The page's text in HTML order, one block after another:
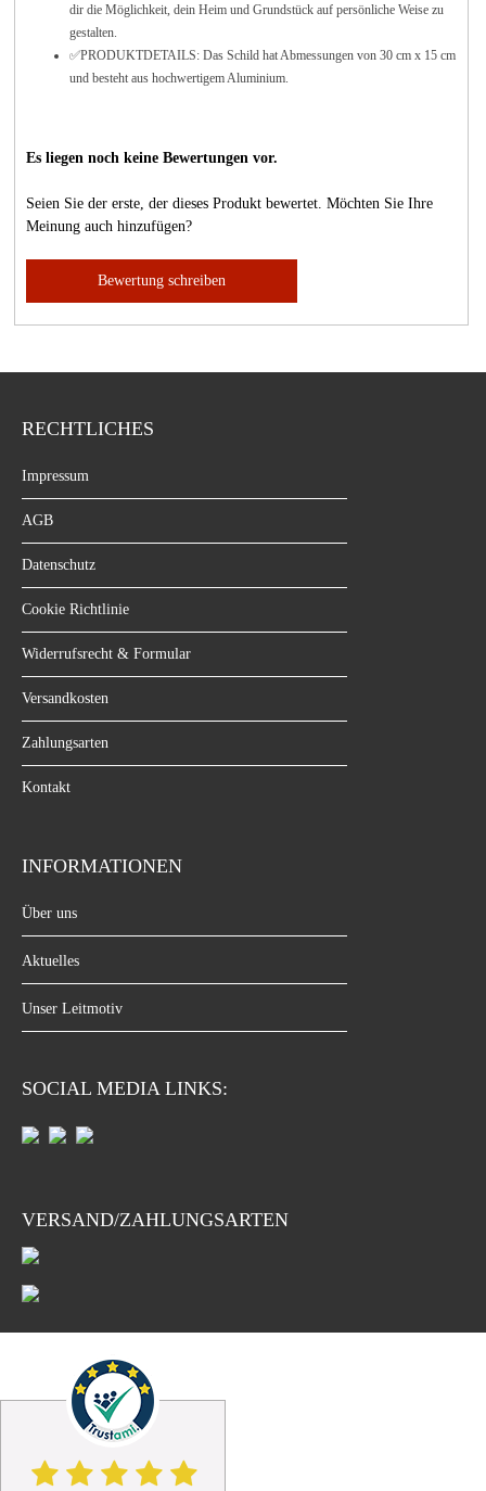
dir die Möglichkeit, dein Heim und Grundstück auf persönliche Weise zu
gestalten.
✅PRODUKTDETAILS: Das Schild hat Abmessungen von 30 cm x 15 cm
und besteht aus hochwertigem Aluminium.
Es liegen noch keine Bewertungen vor.
Seien Sie der erste, der dieses Produkt bewertet. Möchten Sie Ihre
Meinung auch hinzufügen?
Bewertung schreiben
RECHTLICHES
Impressum
AGB
Datenschutz
Cookie Richtlinie
Widerrufsrecht & Formular
Versandkosten
Zahlungsarten
Kontakt
INFORMATIONEN
Über uns
Aktuelles
Unser Leitmotiv
SOCIAL MEDIA LINKS:
VERSAND/ZAHLUNGSARTEN